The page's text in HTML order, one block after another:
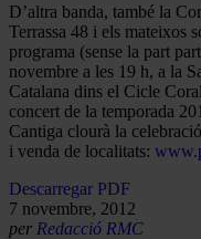
D’altra banda, també la
Terrassa 48 i els mateixos
programa (sense la part
novembre a les 19 h, a la
Catalana dins el Cicle
concert de la temporada
Cantiga clourà la
i venda de localitats:
Descarregar PDF
7 novembre, 2012
per Redacció RMC